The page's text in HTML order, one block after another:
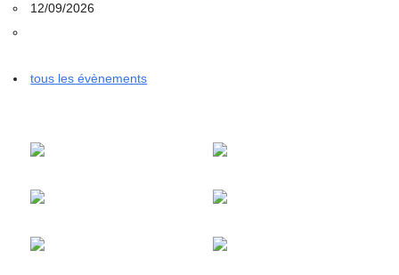
12/09/2026
tous les évènements